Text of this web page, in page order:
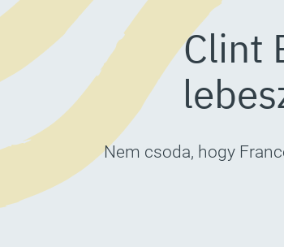
Clint
Nem csoda, hogy